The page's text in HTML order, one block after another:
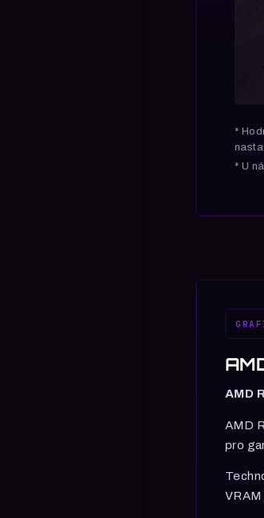
*
* U
AMD
AMD
pro
VRAM